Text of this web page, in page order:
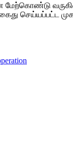
செய்யப்பட்ட